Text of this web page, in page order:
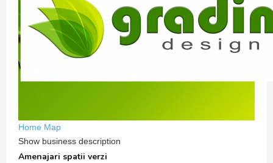
Home Map
Show business description
Amenajari spatii verzi